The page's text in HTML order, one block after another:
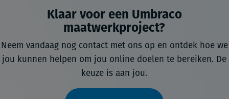
Klaar voor een Umbraco
maatwerkproject?
Neem vandaag nog contact met ons op en ontdek hoe we
jou kunnen helpen om jou online doelen te bereiken. De
keuze is aan jou.